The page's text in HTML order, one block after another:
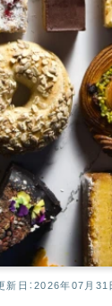
新日：2026年07月31